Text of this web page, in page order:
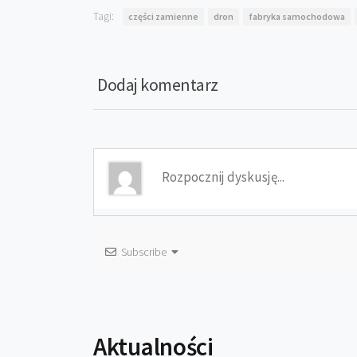
Tagi: części zamienne dron fabryka samochodowa
Dodaj komentarz
Subscribe
Aktualności